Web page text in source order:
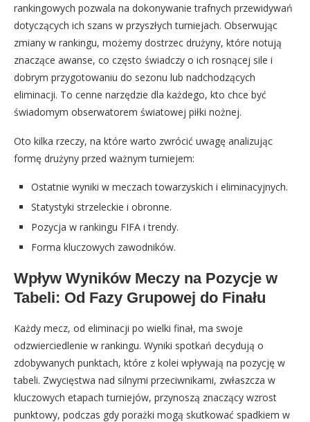
rankingowych pozwala na dokonywanie trafnych przewidywań
dotyczących ich szans w przyszłych turniejach. Obserwując
zmiany w rankingu, możemy dostrzec drużyny, które notują
znaczące awanse, co często świadczy o ich rosnącej sile i
dobrym przygotowaniu do sezonu lub nadchodzących
eliminacji. To cenne narzędzie dla każdego, kto chce być
świadomym obserwatorem światowej piłki nożnej.
Oto kilka rzeczy, na które warto zwrócić uwagę analizując
formę drużyny przed ważnym turniejem:
Ostatnie wyniki w meczach towarzyskich i eliminacyjnych.
Statystyki strzeleckie i obronne.
Pozycja w rankingu FIFA i trendy.
Forma kluczowych zawodników.
Wpływ Wyników Meczy na Pozycje w
Tabeli: Od Fazy Grupowej do Finału
Każdy mecz, od eliminacji po wielki finał, ma swoje
odzwierciedlenie w rankingu. Wyniki spotkań decydują o
zdobywanych punktach, które z kolei wpływają na pozycję w
tabeli. Zwycięstwa nad silnymi przeciwnikami, zwłaszcza w
kluczowych etapach turniejów, przynoszą znaczący wzrost
punktowy, podczas gdy porażki mogą skutkować spadkiem w